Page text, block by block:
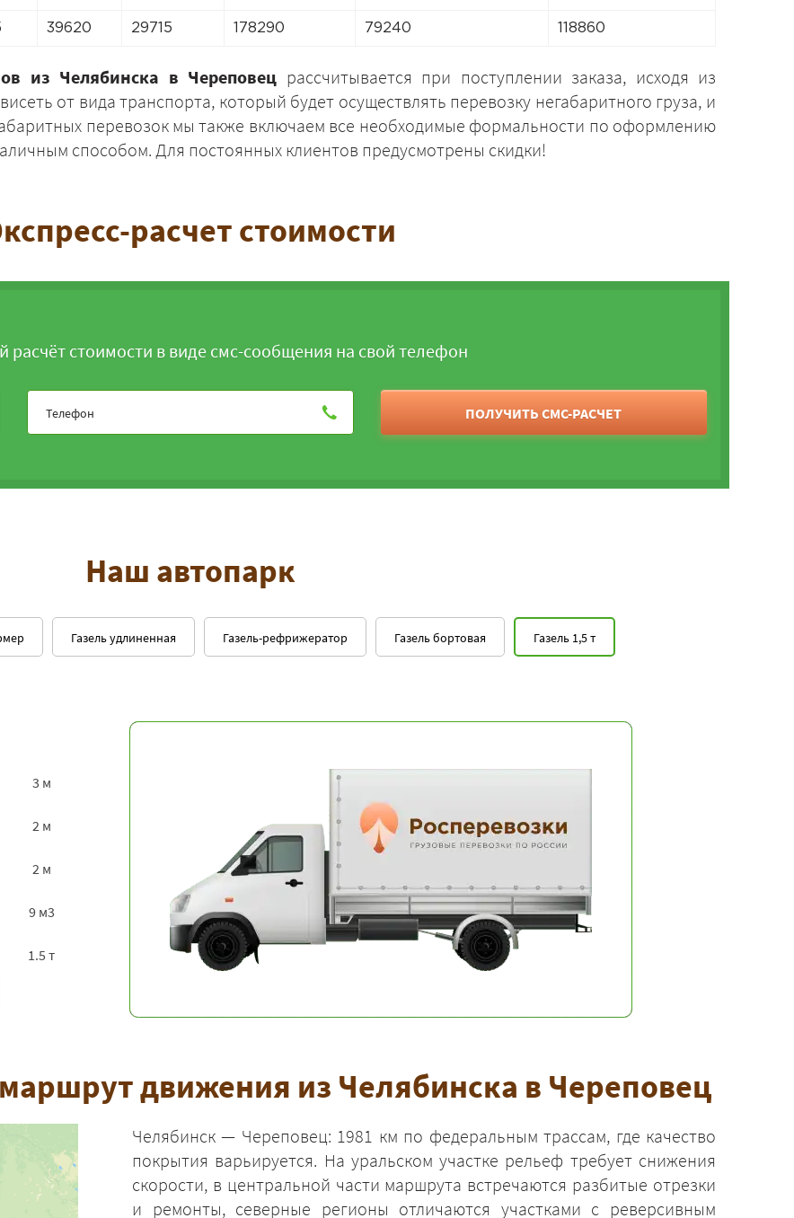
39620 29715 178290 79240 118860
из Челябинска в Череповец рассчитывается при поступлении заказа, исходя из
от вида транспорта, который будет осуществлять перевозку негабаритного груза, и
перевозок мы также включаем все необходимые формальности по оформлению
способом. Для постоянных клиентов предусмотрены скидки!
расчет стоимости
стоимости в виде смс-сообщения на свой телефон
ПОЛУЧИТЬ СМС-РАСЧЕТ
Наш автопарк
Газель 1,5 т
Газель удлиненная Газель бортовая
Газель-рефрижератор
3 м
2 м
2 м
9 м3
1.5 т
движения из Челябинска в Череповец
Челябинск — Череповец: 1981 км по федеральным трассам, где качество
покрытия варьируется. На уральском участке рельеф требует снижения
скорости, в центральной части маршрута встречаются разбитые отрезки
и ремонты, северные регионы отличаются участками с реверсивным
ЗАКАЗАТЬ